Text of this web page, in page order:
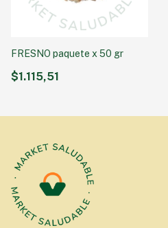
FRESNO paquete x 50 gr
$1.115,51